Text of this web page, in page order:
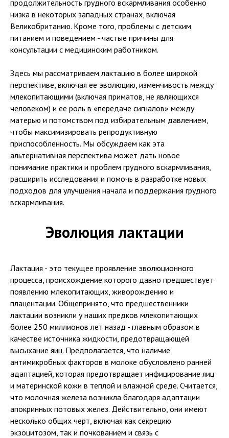
продолжительность грудного вскармливания особенно
низка в некоторых западных странах, включая
Великобританию. Кроме того, проблемы с детским
питанием и поведением - частые причины для
консультации с медицинским работником.
Здесь мы рассматриваем лактацию в более широкой
перспективе, включая ее эволюцию, изменчивость между
млекопитающими (включая приматов, не являющихся
человеком) и ее роль в «передаче сигналов» между
матерью и потомством под избирательным давлением,
чтобы максимизировать репродуктивную
приспособленность. Мы обсуждаем как эта
альтернативная перспектива может дать новое
понимание практики и проблем грудного вскармливания,
расширить исследования и помочь в разработке новых
подходов для улучшения начала и поддержания грудного
вскармливания.
Эволюция лактации
Лактация - это текущее проявление эволюционного
процесса, происхождение которого давно предшествует
появлению млекопитающих, живорождению и
плацентации. Общепринято, что предшественники
лактации возникли у наших предков млекопитающих
более 250 миллионов лет назад - главным образом в
качестве источника жидкости, предотвращающей
высыхание яиц. Предполагается, что наличие
антимикробных факторов в молоке обусловлено ранней
адаптацией, которая предотвращает инфицирование яиц
и материнской кожи в теплой и влажной среде. Считается,
что молочная железа возникла благодаря адаптации
апокринных потовых желез. Действительно, они имеют
несколько общих черт, включая как секрецию
экзоцитозом, так и почкованием и связь с